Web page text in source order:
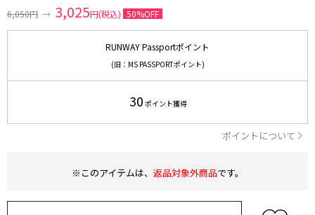
6,050円 → 3,025円(税込) 50%OFF
RUNWAY Passportポイント
(旧：MS PASSPORTポイント)
30 ポイント獲得
ポイントについて
※このアイテムは、 返品対象外商品です。